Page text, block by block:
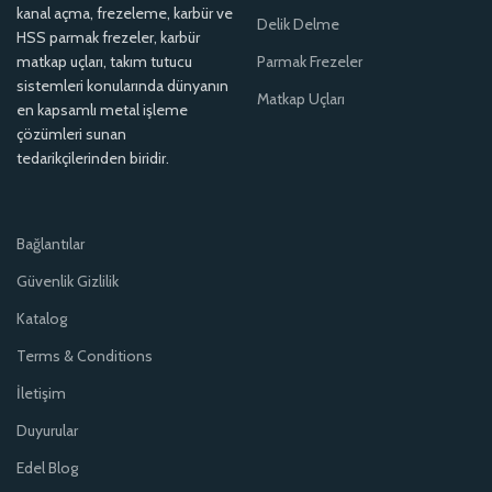
kanal açma, frezeleme, karbür ve
HSS parmak frezeler, karbür
matkap uçları, takım tutucu
sistemleri konularında dünyanın
en kapsamlı metal işleme
çözümleri sunan
tedarikçilerinden biridir.
Delik Delme
Parmak Frezeler
Matkap Uçları
Bağlantılar
Güvenlik Gizlilik
Katalog
Terms & Conditions
İletişim
Duyurular
Edel Blog